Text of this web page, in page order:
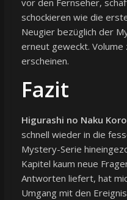
schockieren wie die
Neugier bezüglich der
erneut geweckt. Volume
erscheinen.
Fazit
Higurashi no Naku
schnell wieder in die
Mystery-Serie
Kapitel kaum neue
Antworten liefert, hat
Umgang mit den